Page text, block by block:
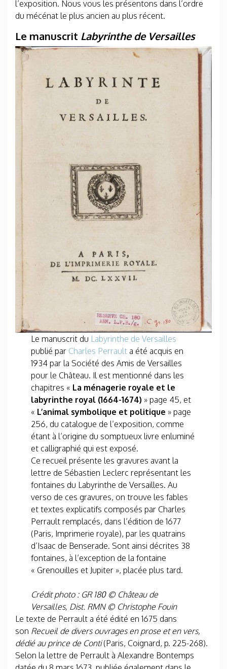
l’exposition. Nous vous les présentons dans l’ordre
du mécénat le plus ancien au plus récent.
Le manuscrit Labyrinthe de Versailles
Le manuscrit du Labyrinthe de Versailles
publié par Charles Perrault a été acquis en
1934 par la Société des Amis de Versailles
pour le Château. Il est mentionné dans les
chapitres « La ménagerie royale et le
labyrinthe royal (1664-1674) » page 45, et
« L’animal symbolique et politique » page
256, du catalogue de l’exposition, comme
étant à l’origine du somptueux livre enluminé
et calligraphié qui est exposé.
Ce recueil présente les gravures avant la
lettre de Sébastien Leclerc représentant les
fontaines du Labyrinthe de Versailles. Au
verso de ces gravures, on trouve les fables
et textes explicatifs composés par Charles
Perrault remplacés, dans l’édition de 1677
(Paris, Imprimerie royale), par les quatrains
d’Isaac de Benserade. Sont ainsi décrites 38
fontaines, à l’exception de la fontaine
« Grenouilles et Jupiter », placée plus tard.
Crédit photo : GR 180 © Château de
Versailles, Dist. RMN © Christophe Fouin
Le texte de Perrault a été édité en 1675 dans
son Recueil de divers ouvrages en prose et en vers,
dédié au prince de Conti(Paris, Coignard, p. 225-268).
Selon la lettre de Perrault à Alexandre Bontemps